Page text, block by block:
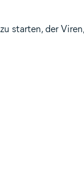
zu starten, der